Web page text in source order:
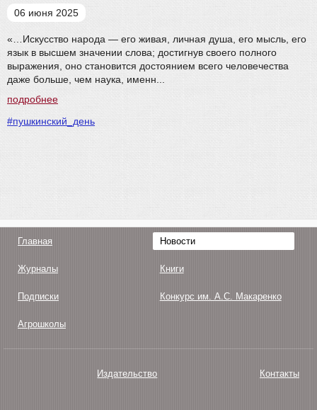
06 июня 2025
«…Искусство народа — его живая, личная душа, его мысль, его
язык в высшем значении слова; достигнув своего полного
выражения, оно становится достоянием всего человечества
даже больше, чем наука, именн...
подробнее
#пушкинский_день
Главная Новости
Журналы Книги
Подписки Конкурс им. А.С. Макаренко
Агрошколы
Издательство Контакты